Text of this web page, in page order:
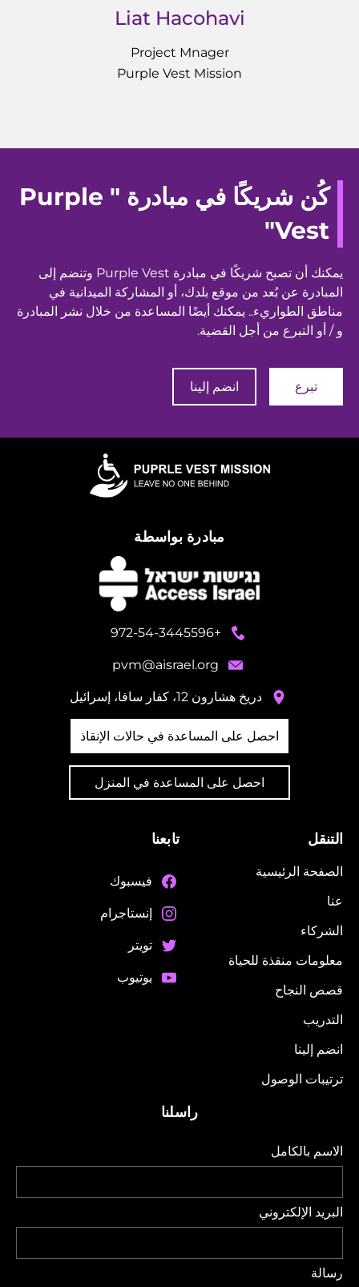
Liat Hacohavi
Project Mnager
Purple Vest Mission
كُن شريكًا في مبادرة " Purple
Vest"
يمكنك أن تصبح شريكًا في مبادرة Purple Vest وتنضم إلى
المبادرة عن بُعد من موقع بلدك، أو المشاركة الميدانية في
مناطق الطواريء.. يمكنك أيضًا المساعدة من خلال نشر المبادرة
و / أو التبرع من أجل القضية.
تبرع انضم إلينا
مبادرة بواسطة
+972-54-3445596
pvm@aisrael.org
دريخ هشارون 12، كفار سافا، إسرائيل
احصل على المساعدة في حالات الإنقاذ
احصل على المساعدة في المنزل
التنقل
الصفحة الرئيسية
عنا
الشركاء
معلومات منقذة للحياة
قصص النجاح
التدريب
انضم إلينا
ترتيبات الوصول​
تابعنا
فيسبوك
إنستاجرام
تويتر
يوتيوب
راسلنا
الاسم بالكامل
البريد الإلكتروني
رسالة